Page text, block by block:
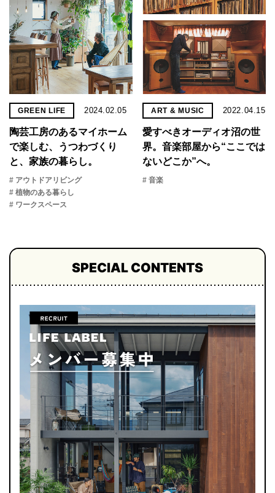
GREEN LIFE 2024.02.05
陶芸工房のあるマイホーム
で楽しむ、うつわづくり
と、家族の暮らし。
# アウトドアリビング
# 植物のある暮らし
# ワークスペース
ART & MUSIC 2022.04.15
愛すべきオーディオ沼の世
界。音楽部屋から“ここでは
ないどこか”へ。
# 音楽
SPECIAL CONTENTS